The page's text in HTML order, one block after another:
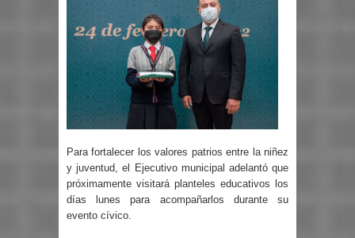
Para fortalecer los valores patrios entre la niñez
y juventud, el Ejecutivo municipal adelantó que
próximamente visitará planteles educativos los
días lunes para acompañarlos durante su
evento cívico.